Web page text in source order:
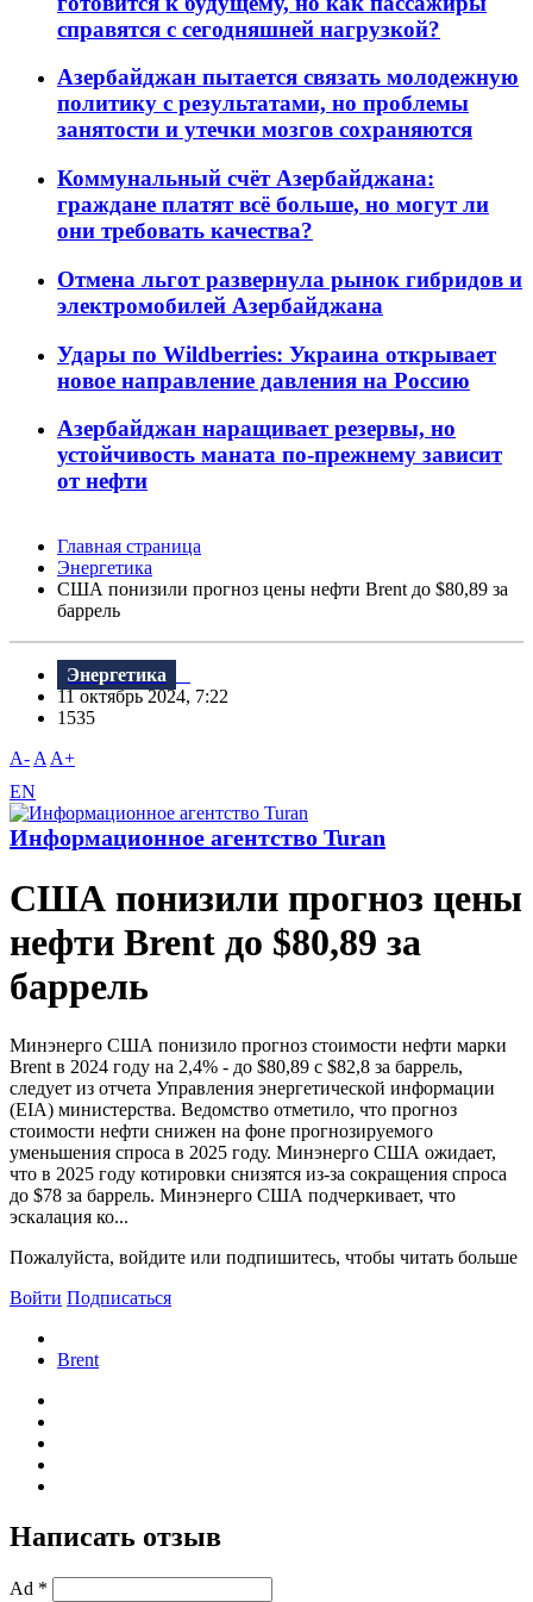
справятся с сегодняшней нагрузкой?
Азербайджан пытается связать молодежную
политику с результатами, но проблемы
занятости и утечки мозгов сохраняются
Коммунальный счёт Азербайджана:
граждане платят всё больше, но могут ли
они требовать качества?
Отмена льгот развернула рынок гибридов и
электромобилей Азербайджана
Удары по Wildberries: Украина открывает
новое направление давления на Россию
Азербайджан наращивает резервы, но
устойчивость маната по-прежнему зависит
от нефти
Главная страница
Энергетика
США понизили прогноз цены нефти Brent до $80,89 за
баррель
Энергетика
11 октябрь 2024, 7:22
1535
A- A A+
EN
Информационное агентство Turan
США понизили прогноз цены
нефти Brent до $80,89 за
баррель
Минэнерго США понизило прогноз стоимости нефти марки
Brent в 2024 году на 2,4% - до $80,89 с $82,8 за баррель,
следует из отчета Управления энергетической информации
(EIA) министерства. Ведомство отметило, что прогноз
стоимости нефти снижен на фоне прогнозируемого
уменьшения спроса в 2025 году. Минэнерго США ожидает,
что в 2025 году котировки снизятся из-за сокращения спроса
до $78 за баррель. Минэнерго США подчеркивает, что
эскалация ко...
Пожалуйста, войдите или подпишитесь, чтобы читать больше
Войти Подписаться
Brent
Написать отзыв
Ad *